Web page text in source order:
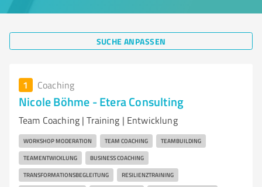
SUCHE ANPASSEN
1 Coaching
Nicole Böhme - Etera Consulting
Team Coaching | Training | Entwicklung
WORKSHOP MODERATION TEAM COACHING TEAMBUILDING
TEAMENTWICKLUNG BUSINESS COACHING
TRANSFORMATIONSBEGLEITUNG RESILIENZTRAINING